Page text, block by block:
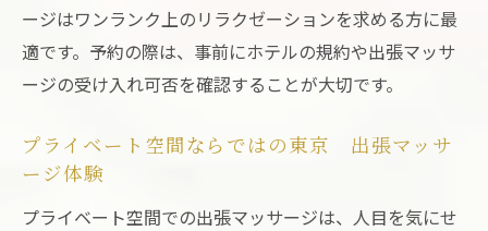
ージはワンランク上のリラクゼーションを求める方に最
適です。予約の際は、事前にホテルの規約や出張マッサ
ージの受け入れ可否を確認することが大切です。
プライベート空間ならではの東京 出張マッサ
ージ体験
プライベート空間での出張マッサージは、人目を気にせ